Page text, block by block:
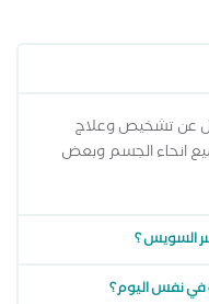
عن تشخيص وعلاج
انحاء الجسم وبعض
السويس ؟
في نفس اليوم؟